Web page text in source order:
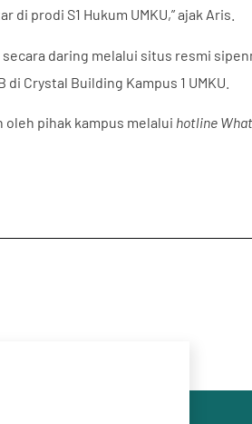
prodi S1 Hukum UMKU,” ajak Aris.
daring melalui situs resmi
Crystal Building Kampus 1 UMKU.
pihak kampus melalui hotline